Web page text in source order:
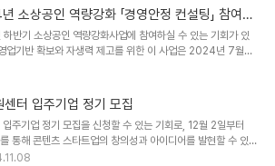
상 신청 공고 □ 지원대상중소기업 □ 신청기간20241108
민국 혁신성장과 일자리 창출의 주역인 중소기업인들을 격
공자 포상을 위해 「2025년도 중소기업 유공자」 포상 신청ㆍ
니 많은 참여 바랍니다.☞ 국내 중소기업 대표자, 중소기업..
소상공인 역량강화 「경영안정 컨설팅」 참여
공고
반기 소상공인 역량강화사업에 참여하실 수 있는 기회가 있
업기반 확보와 자생력 제고를 위한 이 사업은 2024년 7월
예정이니, 많은 관심과 참여 부탁드립니다. 권역별 전문기관
업은 대구경북(세종경영연구소)에서 문의하실 수 있습니다.
제목[대구경북권역] 2024년 소상공인 역량강화 「경영안정
업 시행 공고 중소벤처기업부와 소상공인시장진흥공단에서는
터 입주기업 정기 모집
주기업 정기 모집을 신청할 수 있는 기회로, 12월 2일부터
통해 콘텐츠 스타트업의 창의성과 아이디어를 발현할 수 있
. 입주기간은 2년이며, 15개 업체를 선정할 예정이며, 신청서